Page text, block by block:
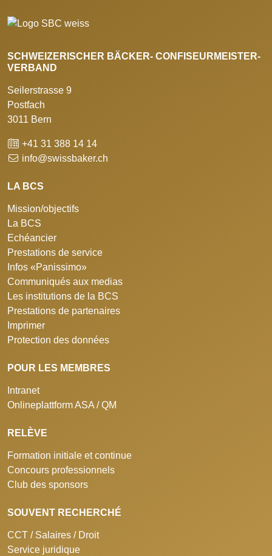
SCHWEIZERISCHER BÄCKER- CONFISEURMEISTER-
VERBAND
Seilerstrasse 9
Postfach
3011 Bern
+41 31 388 14 14
info@swissbaker.ch
LA BCS
Mission/objectifs
La BCS
Echéancier
Prestations de service
Infos «Panissimo»
Communiqués aux medias
Les institutions de la BCS
Prestations de partenaires
Imprimer
Protection des données
POUR LES MEMBRES
Intranet
Onlineplattform ASA / QM
RELÈVE
Formation initiale et continue
Concours professionnels
Club des sponsors
SOUVENT RECHERCHÉ
CCT / Salaires / Droit
Service juridique